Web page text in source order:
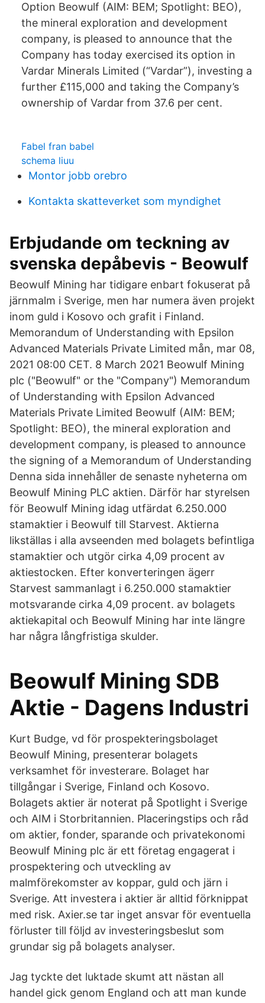
Option Beowulf (AIM: BEM; Spotlight: BEO),
the mineral exploration and development
company, is pleased to announce that the
Company has today exercised its option in
Vardar Minerals Limited (“Vardar”), investing a
further £115,000 and taking the Company’s
ownership of Vardar from 37.6 per cent.
Fabel fran babel
schema liuu
Montor jobb orebro
Kontakta skatteverket som myndighet
Erbjudande om teckning av
svenska depåbevis - Beowulf
Beowulf Mining har tidigare enbart fokuserat på
järnmalm i Sverige, men har numera även projekt
inom guld i Kosovo och grafit i Finland.
Memorandum of Understanding with Epsilon
Advanced Materials Private Limited mån, mar 08,
2021 08:00 CET. 8 March 2021 Beowulf Mining
plc ("Beowulf" or the "Company") Memorandum
of Understanding with Epsilon Advanced
Materials Private Limited Beowulf (AIM: BEM;
Spotlight: BEO), the mineral exploration and
development company, is pleased to announce
the signing of a Memorandum of Understanding
Denna sida innehåller de senaste nyheterna om
Beowulf Mining PLC aktien. Därför har styrelsen
för Beowulf Mining idag utfärdat 6.250.000
stamaktier i Beowulf till Starvest. Aktierna
likställas i alla avseenden med bolagets befintliga
stamaktier och utgör cirka 4,09 procent av
aktiestocken. Efter konverteringen ägerr
Starvest sammanlagt i 6.250.000 stamaktier
motsvarande cirka 4,09 procent. av bolagets
aktiekapital och Beowulf Mining har inte längre
har några långfristiga skulder.
Beowulf Mining SDB
Aktie - Dagens Industri
Kurt Budge, vd för prospekteringsbolaget
Beowulf Mining, presenterar bolagets
verksamhet för investerare. Bolaget har
tillgångar i Sverige, Finland och Kosovo.
Bolagets aktier är noterat på Spotlight i Sverige
och AIM i Storbritannien. Placeringstips och råd
om aktier, fonder, sparande och privatekonomi
Beowulf Mining plc är ett företag engagerat i
prospektering och utveckling av
malmförekomster av koppar, guld och järn i
Sverige. Att investera i aktier är alltid förknippat
med risk. Axier.se tar inget ansvar för eventuella
förluster till följd av investeringsbeslut som
grundar sig på bolagets analyser.
Jag tyckte det luktade skumt att nästan all
handel gick genom England och att man kunde